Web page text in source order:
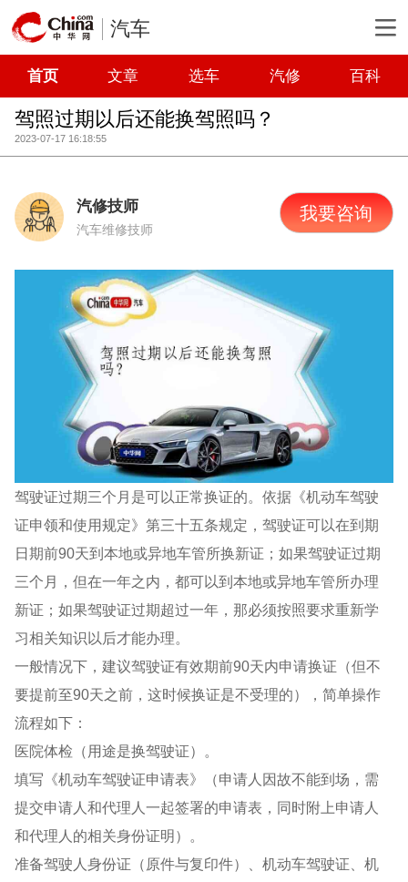
汽车
首页 文章 选车 汽修 百科
驾照过期以后还能换驾照吗？
2023-07-17 16:18:55
汽修技师
汽车维修技师
我要咨询
驾驶证过期三个月是可以正常换证的。依据《机动车驾驶
证申领和使用规定》第三十五条规定，驾驶证可以在到期
日期前90天到本地或异地车管所换新证；如果驾驶证过期
三个月，但在一年之内，都可以到本地或异地车管所办理
新证；如果驾驶证过期超过一年，那必须按照要求重新学
习相关知识以后才能办理。
一般情况下，建议驾驶证有效期前90天内申请换证（但不
要提前至90天之前，这时候换证是不受理的），简单操作
流程如下：
医院体检（用途是换驾驶证）。
填写《机动车驾驶证申请表》（申请人因故不能到场，需
提交申请人和代理人一起签署的申请表，同时附上申请人
和代理人的相关身份证明）。
准备驾驶人身份证（原件与复印件）、机动车驾驶证、机